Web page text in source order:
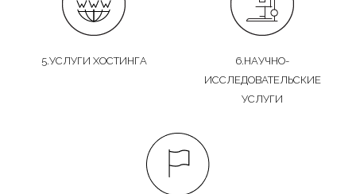
5.УСЛУГИ ХОСТИНГА
6.НАУЧНО-
ИССЛЕДОВАТЕЛЬСКИЕ
УСЛУГИ